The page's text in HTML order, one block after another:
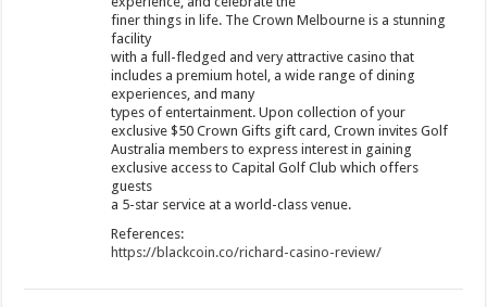
finer things in life. The Crown Melbourne is a stunning
facility
with a full-fledged and very attractive casino that
includes a premium hotel, a wide range of dining
experiences, and many
types of entertainment. Upon collection of your
exclusive $50 Crown Gifts gift card, Crown invites Golf
Australia members to express interest in gaining
exclusive access to Capital Golf Club which offers
guests
a 5-star service at a world-class venue.
References:
https://blackcoin.co/richard-casino-review/